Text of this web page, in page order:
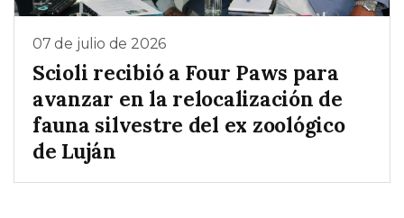
07 de julio de 2026
Scioli recibió a Four Paws para
avanzar en la relocalización de
fauna silvestre del ex zoológico
de Luján